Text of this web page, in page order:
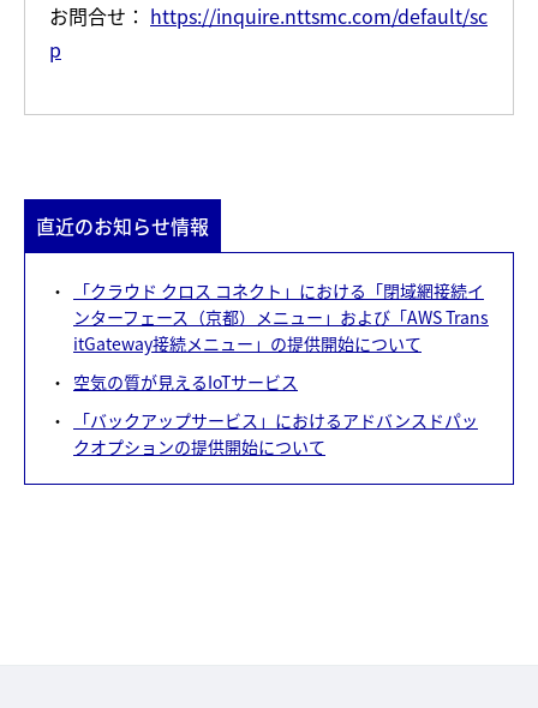
お問合せ： https://inquire.nttsmc.com/default/sc
p
直近のお知らせ情報
「クラウド クロス コネクト」における「閉域網接続イ
ンターフェース（京都）メニュー」および「AWS Trans
itGateway接続メニュー」の提供開始について
空気の質が見えるIoTサービス
「バックアップサービス」におけるアドバンスドパッ
クオプションの提供開始について